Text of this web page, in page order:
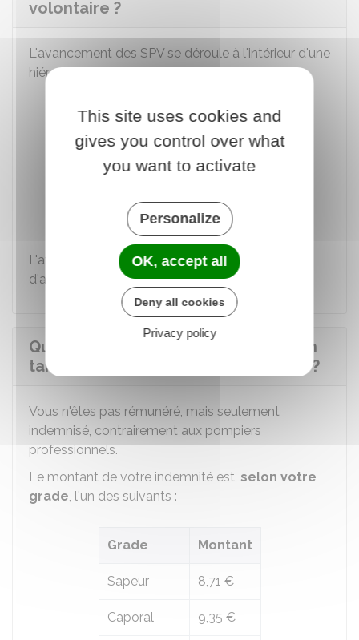
volontaire ?
L'avancement des SPV se déroule à l'intérieur d'une
hiérarchie comprenant les grades suivants :
Caporal
Sous-officier (sergent et adjudant)
commandant, lieutenant-colonel et
colonel).
L'avancement est soumis à des conditions
d'ancienneté et de formation.
Quelle est l'indemnisation perçue en
tant que sapeur-pompier volontaire ?
Vous n'êtes pas rémunéré, mais seulement
indemnisé, contrairement aux pompiers
professionnels.
Le montant de votre indemnité est, selon votre
grade, l'un des suivants :
Grade Montant
Sapeur 8,71 €
Caporal 9,35 €
This site uses cookies and
gives you control over what
you want to activate
Personalize
OK, accept all
Deny all cookies
Privacy policy